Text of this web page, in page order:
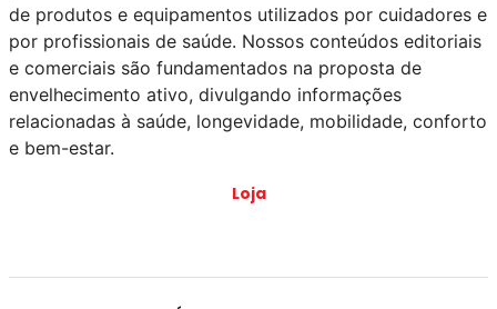
de produtos e equipamentos utilizados por cuidadores e
por profissionais de saúde. Nossos conteúdos editoriais
e comerciais são fundamentados na proposta de
envelhecimento ativo, divulgando informações
relacionadas à saúde, longevidade, mobilidade, conforto
e bem-estar.
Loja